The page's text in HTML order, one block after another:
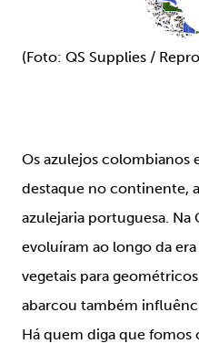
(Foto: QS Supplies /
Os azulejos colombianos
destaque no continente,
azulejaria portuguesa. Na
evoluíram ao longo da
vegetais para
abarcou também
Há quem diga que fomos